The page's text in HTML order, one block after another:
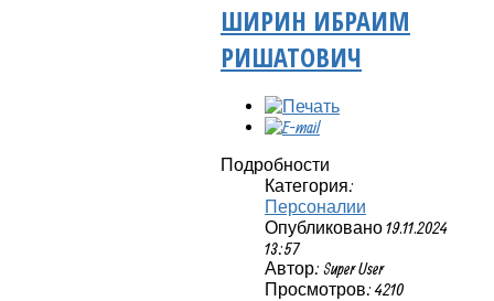
ШИРИН ИБРАИМ
РИШАТОВИЧ
Подробности
Категория:
Персоналии
Опубликовано 19.11.2024
13:57
Автор: Super User
Просмотров: 4210